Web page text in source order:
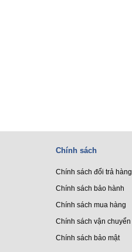
Chính sách
Chính sách đổi trả hàng
Chính sách bảo hành
Chính sách mua hàng
Chính sách vận chuyển
Chính sách bảo mật